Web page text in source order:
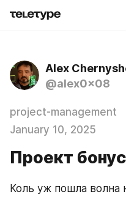
Alex
@alex0x08
project-management
January 10, 2025
Проект
Коль уж пошла волна